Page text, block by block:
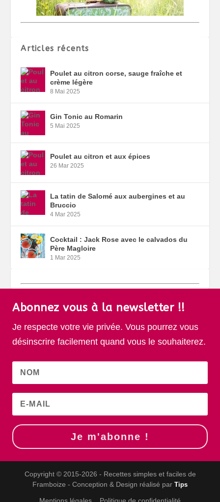
Articles récents
Poulet au citron corse, sauge fraîche et
crème légère
8 Mai 2025
Gin Tonic au Romarin
5 Mai 2025
Poulet au citron et aux épices
26 Mar 2025
La tatin de Salomé aux aubergines et au
Bruccio
4 Mar 2025
Cocktail : Jack Rose avec le calvados du
Père Magloire
1 Mar 2025
Abonnez vous à la newsletter !!
Je respecte votre vie privée. Vous pourrez vous
désinscrire facilement quand vous le souhaiterez.
Je m'abonne !
Copyright © 2015-2026 - Recettes simples et faciles de
Framboize - Conception & Design réalisé par Tips